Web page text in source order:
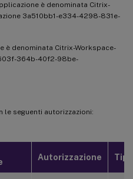
è denominata Citrix-
3a510bb1-e334-4298-831e-
è denominata Citrix-Workspace-
364b-40f2-98be-
le seguenti autorizzazioni:
Autorizzazione Tipo